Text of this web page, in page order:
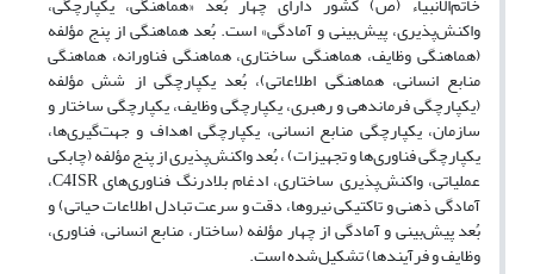
واکنش‌پذیری، پیش‌بینی و آمادگی» است. بُعد هماهنگی از پنج مؤلفه‌
(هماهنگی وظایف، هماهنگی ساختاری، هماهنگی فناورانه، هماهنگی
منابع انسانی، هماهنگی اطلاعاتی)، بُعد یکپارچگی از شش مؤلفه
(یکپارچگی فرماندهی و رهبری، یکپارچگی وظایف، یکپارچگی ساختار و
سازمان، یکپارچگی منابع انسانی، یکپارچگی اهداف و جهت‌گیری‌ها،
یکپارچگی فناوری‌ها و تجهیزات) ، بُعد واکنش‌پذیری از پنج مؤلفه (چابکی
عملیاتی، واکنش‌پذیری ساختاری، ادغام بلادرنگ فناوری‌های C4ISR،
آمادگی ذهنی و تاکتیکی نیروها، دقت و سرعت تبادل اطلاعات حیاتی) و
بُعد پیش‌بینی و آمادگی از چهار مؤلفه (ساختار، منابع انسانی، فناوری،
وظایف و فرآیندها) تشکیل‌شده است.